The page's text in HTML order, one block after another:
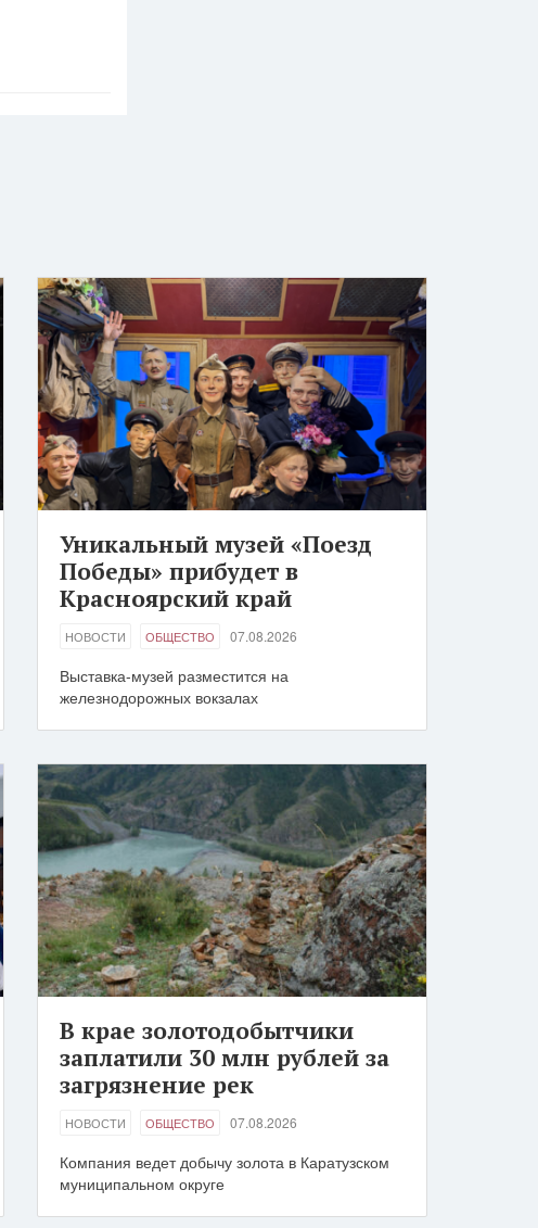
Уникальный музей «Поезд
Победы» прибудет в
Красноярский край
НОВОСТИ ОБЩЕСТВО 07.08.2026
Выставка-музей разместится на
железнодорожных вокзалах
В крае золотодобытчики
заплатили 30 млн рублей за
загрязнение рек
НОВОСТИ ОБЩЕСТВО 07.08.2026
Компания ведет добычу золота в Каратузском
муниципальном округе